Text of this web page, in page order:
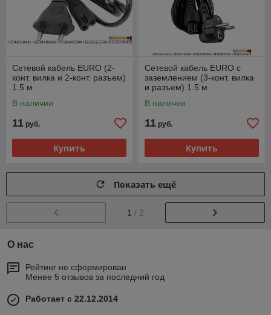
Сетевой кабель EURO (2-
конт. вилка и 2-конт. разъем)
1.5 м
В наличии
11 руб.
Купить
Сетевой кабель EURO с
заземлением (3-конт. вилка
и разъем) 1.5 м
В наличии
11 руб.
Купить
Показать ещё
1 / 2
О нас
Рейтинг не сформирован
Менее 5 отзывов за последний год
Работает с 22.12.2014